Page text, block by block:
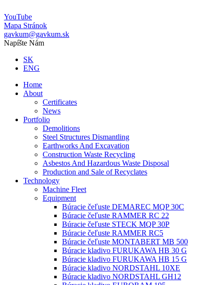
YouTube
Mapa Stránok
gavkum@gavkum.sk
Napíšte Nám
SK
ENG
Home
About
Certificates
News
Portfolio
Demolitions
Steel Structures Dismantling
Earthworks And Excavation
Construction Waste Recycling
Asbestos And Hazardous Waste Disposal
Production and Sale of Recyclates
Technology
Machine Fleet
Equipment
Búracie čeľuste DEMAREC MQP 30C
Búracie čeľuste RAMMER RC 22
Búracie čeľuste STECK MQP 30P
Búracie čeľuste RAMMER RC5
Búracie čeľuste MONTABERT MB 500
Búracie kladivo FURUKAWA HB 30 G
Búracie kladivo FURUKAWA HB 15 G
Búracie kladivo NORDSTAHL 10XE
Búracie kladivo NORDSTAHL GH12